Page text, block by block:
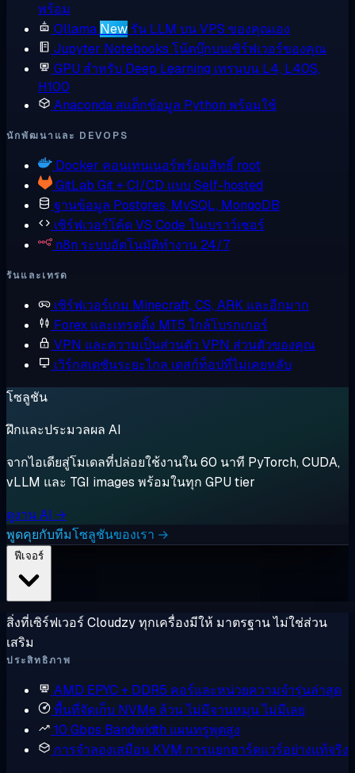
พร้อม
Ollama New รัน LLM บน VPS ของคุณเอง
Jupyter Notebooks โน้ตบุ๊กบนเซิร์ฟเวอร์ของคุณ
GPU สำหรับ Deep Learning เทรนบน L4, L40S,
H100
Anaconda สแต็กข้อมูล Python พร้อมใช้
นักพัฒนาและ DEVOPS
Docker คอนเทนเนอร์พร้อมสิทธิ์ root
GitLab Git + CI/CD แบบ Self-hosted
ฐานข้อมูล Postgres, MySQL, MongoDB
เซิร์ฟเวอร์โค้ดVS Code ในเบราว์เซอร์
n8n ระบบอัตโนมัติทำงาน 24/7
รันและเทรด
เซิร์ฟเวอร์เกม Minecraft, CS, ARK และอีกมาก
Forex และเทรดดิ้ง MT5 ใกล้โบรกเกอร์
VPN และความเป็นส่วนตัว VPN ส่วนตัวของคุณ
เวิร์กสเตชันระยะไกล เดสก์ท็อปที่ไม่เคยหลับ
โซลูชัน
ฝึกและประมวลผล AI
จากไอเดียสู่โมเดลที่ปล่อยใช้งานใน 60 นาที PyTorch, CUDA,
vLLM และ TGI images พร้อมในทุก GPU tier
ดูงาน AI →
พูดคุยกับทีมโซลูชันของเรา →
สิ่งที่เซิร์ฟเวอร์ Cloudzy ทุกเครื่องมีให้ มาตรฐาน ไม่ใช่ส่วน
เสริม
ประสิทธิภาพ
AMD EPYC + DDR5 คอร์และหน่วยความจำรุ่นล่าสุด
พื้นที่จัดเก็บ NVMe ล้วนไม่มีจานหมุน ไม่มีเลย
10 Gbps Bandwidth แผนทรูพุตสูง
การจำลองเสมือน KVM การแยกฮาร์ดแวร์อย่างแท้จริง